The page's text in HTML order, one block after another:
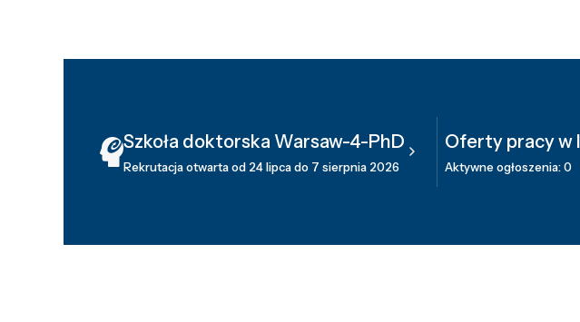
Szkoła doktorska Warsaw-4-PhD
Rekrutacja otwarta od 24 lipca do 7 sierpnia 2026
Oferty pracy w
Aktywne ogłoszenia: 0